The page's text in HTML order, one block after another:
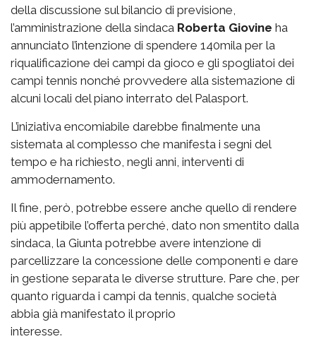
della discussione sul bilancio di previsione,
l’amministrazione della sindaca Roberta Giovine ha
annunciato l’intenzione di spendere 140mila per la
riqualificazione dei campi da gioco e gli spogliatoi dei
campi tennis nonché provvedere alla sistemazione di
alcuni locali del piano interrato del Palasport.
L’iniziativa encomiabile darebbe finalmente una
sistemata al complesso che manifesta i segni del
tempo e ha richiesto, negli anni, interventi di
ammodernamento.
Il fine, però, potrebbe essere anche quello di rendere
più appetibile l’offerta perché, dato non smentito dalla
sindaca, la Giunta potrebbe avere intenzione di
parcellizzare la concessione delle componenti e dare
in gestione separata le diverse strutture. Pare che, per
quanto riguarda i campi da tennis, qualche società
abbia già manifestato il proprio
interesse.